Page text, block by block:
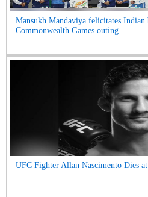
Mansukh Mandaviya felicitates
Commonwealth Games outing...
UFC Fighter Allan Nascimento Dies